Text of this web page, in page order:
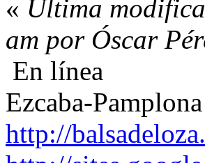
« Última
am por Óscar
En línea
Ezcaba-
http://